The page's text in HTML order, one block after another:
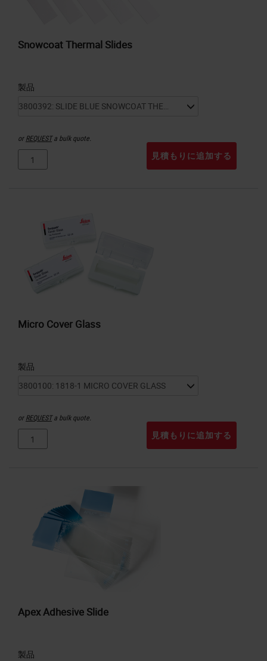
Snowcoat Thermal Slides
製品
orREQUESTa bulk quote.
見積もりに追加する
Micro Cover Glass
製品
orREQUESTa bulk quote.
見積もりに追加する
Apex Adhesive Slide
製品